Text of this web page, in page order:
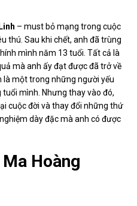
– must bỏ mạng trong cuộc
thú. Sau khi chết, anh đã trùng
mình năm 13 tuổi. Tất cả là
mà anh ấy đạt được đã trở về
là một trong những người yếu
mình. Nhưng thay vào đó,
cuộc đời và thay đổi những thứ
dày đặc mà anh có được
Hoàng